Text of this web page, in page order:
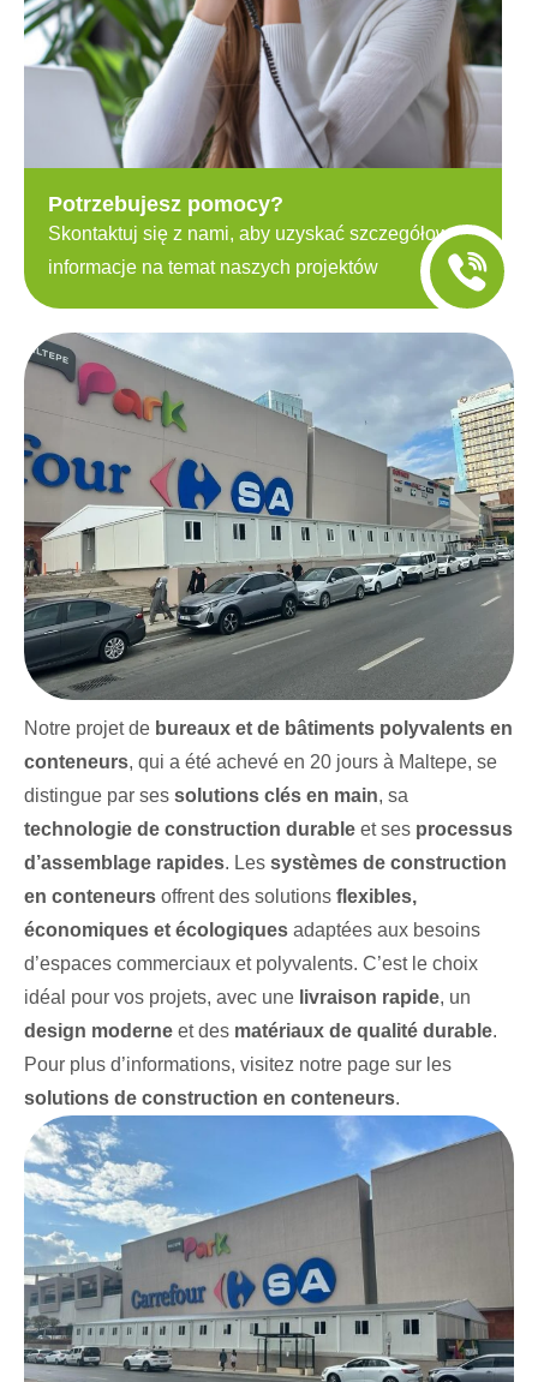
Potrzebujesz pomocy?
Skontaktuj się z nami, aby uzyskać szczegółowe
informacje na temat naszych projektów
Notre projet de bureaux et de bâtiments polyvalents en
conteneurs, qui a été achevé en 20 jours à Maltepe, se
distingue par ses solutions clés en main, sa
technologie de construction durable et ses processus
d’assemblage rapides. Les systèmes de construction
en conteneurs offrent des solutions flexibles,
économiques et écologiques adaptées aux besoins
d’espaces commerciaux et polyvalents. C’est le choix
idéal pour vos projets, avec une livraison rapide, un
design moderne et des matériaux de qualité durable.
Pour plus d’informations, visitez notre page sur les
solutions de construction en conteneurs.